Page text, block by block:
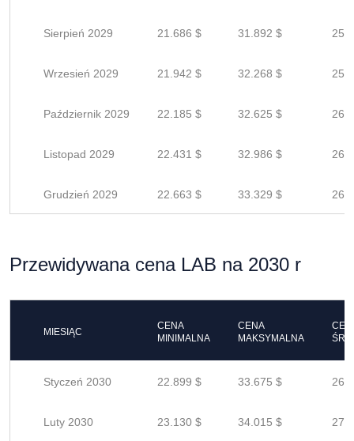
Sierpień 2029 21.686 $ 31.892 $
Wrzesień 2029 21.942 $ 32.268 $
Październik 2029 22.185 $ 32.625 $
Listopad 2029 22.431 $ 32.986 $
Grudzień 2029 22.663 $ 33.329 $
Przewidywana cena LAB na 2030 r
MIESIĄC
CENA
MINIMALNA
CENA
MAKSYMALNA
Styczeń 2030 22.899 $ 33.675 $
Luty 2030 23.130 $ 34.015 $